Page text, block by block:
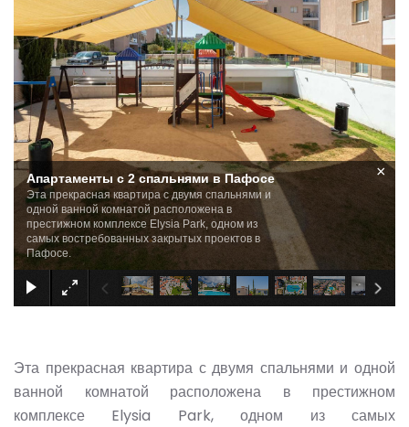
Апартаменты с 2 спальнями в Пафосе
Эта прекрасная квартира с двумя спальнями и
одной ванной комнатой расположена в
престижном комплексе Elysia Park, одном из
самых востребованных закрытых проектов в
Пафосе.
×
Эта прекрасная квартира с двумя спальнями и одной
ванной комнатой расположена в престижном
комплексе Elysia Park, одном из самых